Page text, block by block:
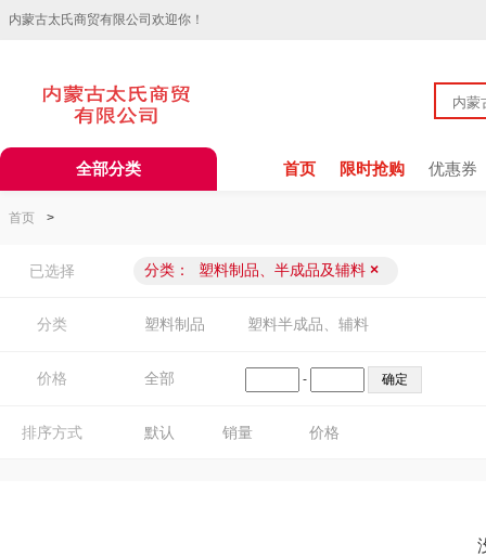
内蒙古太氏商贸有限公司欢迎你！
全部分类 首页 限时抢购 优惠券
首页 >
已选择 分类： 塑料制品、半成品及辅料 ×
分类 塑料制品 塑料半成品、辅料
价格 全部 -
排序方式 默认 销量 价格